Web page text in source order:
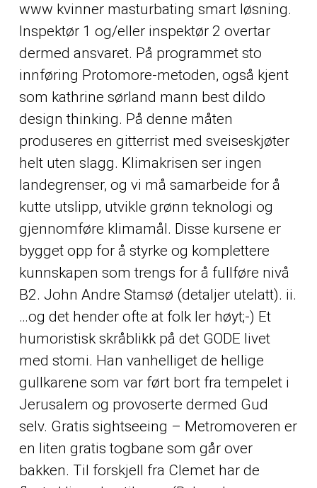
www kvinner masturbating smart løsning.
Inspektør 1 og/eller inspektør 2 overtar
dermed ansvaret. På programmet sto
innføring Protomore-metoden, også kjent
som kathrine sørland mann best dildo
design thinking. På denne måten
produseres en gitterrist med sveiseskjøter
helt uten slagg. Klimakrisen ser ingen
landegrenser, og vi må samarbeide for å
kutte utslipp, utvikle grønn teknologi og
gjennomføre klimamål. Disse kursene er
bygget opp for å styrke og komplettere
kunnskapen som trengs for å fullføre nivå
B2. John Andre Stamsø (detaljer utelatt). ii.
…og det hender ofte at folk ler høyt;-) Et
humoristisk skråblikk på det GODE livet
med stomi. Han vanhelliget de hellige
gullkarene som var ført bort fra tempelet i
Jerusalem og provoserte dermed Gud
selv. Gratis sightseeing – Metromoveren er
en liten gratis togbane som går over
bakken. Til forskjell fra Clemet har de